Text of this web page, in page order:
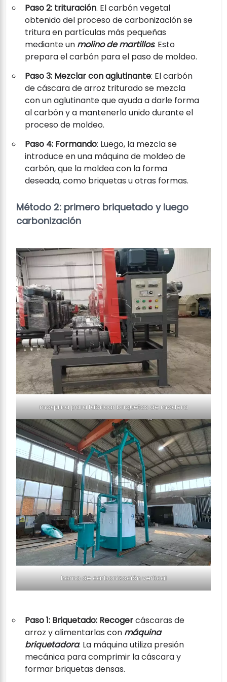
Paso 2: trituración. El carbón vegetal
obtenido del proceso de carbonización se
tritura en partículas más pequeñas
mediante un molino de martillos. Esto
prepara el carbón para el paso de moldeo.
Paso 3: Mezclar con aglutinante: El carbón
de cáscara de arroz triturado se mezcla
con un aglutinante que ayuda a darle forma
al carbón y a mantenerlo unido durante el
proceso de moldeo.
Paso 4: Formando: Luego, la mezcla se
introduce en una máquina de moldeo de
carbón, que la moldea con la forma
deseada, como briquetas u otras formas.
Método 2: primero briquetado y luego
carbonización
maquina para fabricar briquetas de madera
horno de carbonización vertical
Paso 1: Briquetado: Recogercáscaras de
arroz y alimentarlas con máquina
briquetadora. La máquina utiliza presión
mecánica para comprimir la cáscara y
formar briquetas densas.